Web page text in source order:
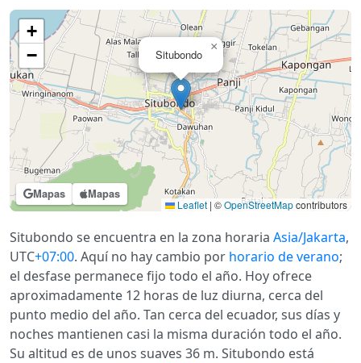
Mapas Mapas
Situbondo
×
+
−
Leaflet | ©OpenStreetMapcontributors
Situbondo se encuentra en la zona horaria Asia/Jakarta,
UTC+07:00. Aquí no hay cambio por horario de verano;
el desfase permanece fijo todo el año. Hoy ofrece
aproximadamente 12 horas de luz diurna, cerca del
punto medio del año. Tan cerca del ecuador, sus días y
noches mantienen casi la misma duración todo el año.
Su altitud es de unos suaves 36 m. Situbondo está